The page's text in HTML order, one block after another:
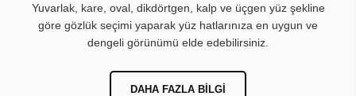
Yuvarlak, kare, oval, dikdörtgen, kalp ve üçgen yüz şekline
göre gözlük seçimi yaparak yüz hatlarınıza en uygun ve
dengeli görünümü elde edebilirsiniz.
DAHA FAZLA BILGI